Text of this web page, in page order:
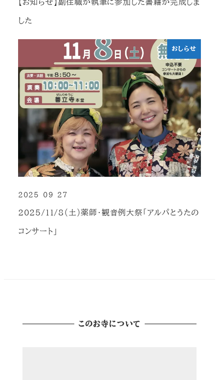
【お知らせ】副住職が執筆に参加した書籍が完成しま
した
おしらせ
2025/11/8（土）薬師・観音例大祭「アルパとうたの
コンサート」
2025-09-27
このお寺について